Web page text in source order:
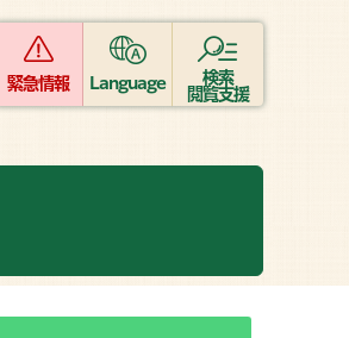
緊急情報 Language
検索
閲覧支援